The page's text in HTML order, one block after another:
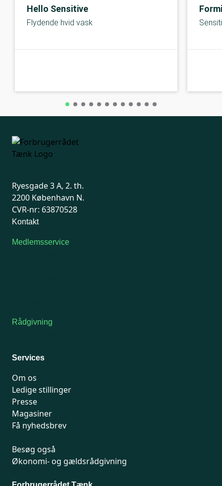
Hello Sensitive
Flydende hvid vask
Ryesgade 3 A, 2. th.
2200 København N.
CVR-nr: 63870528
Kontakt
Medlemsservice
Rådgivning
Services
Om os
Ledige stillinger
Presse
Magasiner
Få nyhedsbrev
Besøg også
Økonomi- og gældsrådgivning